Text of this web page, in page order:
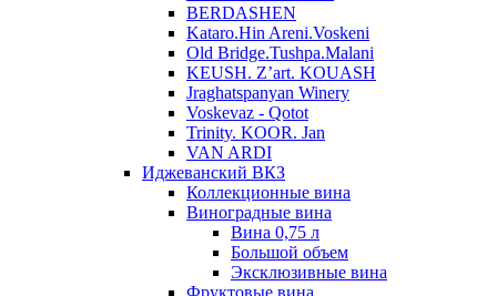
BERDASHEN
Kataro.Hin Areni.Voskeni
Old Bridge.Tushpa.Malani
KEUSH. Z’art. KOUASH
Jraghatspanyan Winery
Voskevaz - Qotot
Trinity. KOOR. Jan
VAN ARDI
Иджеванский ВКЗ
Коллекционные вина
Виноградные вина
Вина 0,75 л
Большой объем
Эксклюзивные вина
Фруктовые вина